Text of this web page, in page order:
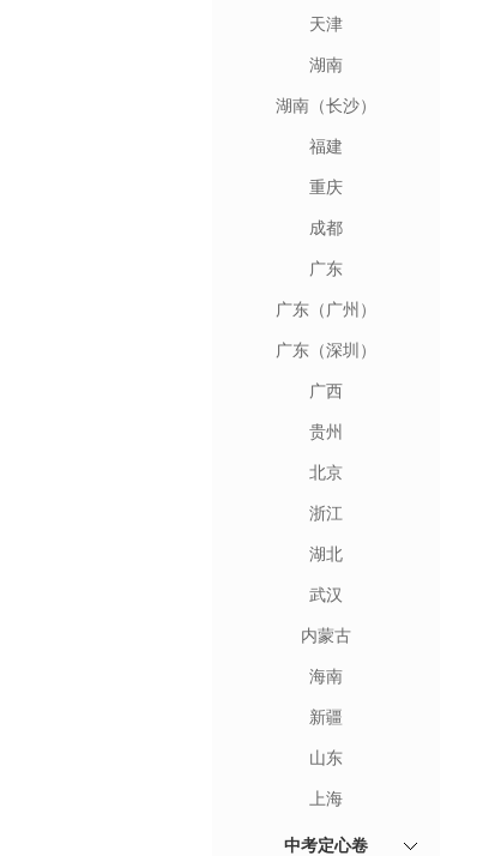
天津
湖南
湖南（长沙）
福建
重庆
成都
广东
广东（广州）
广东（深圳）
广西
贵州
北京
浙江
湖北
武汉
内蒙古
海南
新疆
山东
上海
中考定心卷